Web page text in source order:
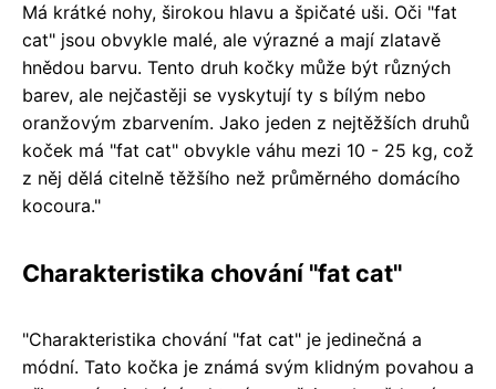
Má krátké nohy, širokou hlavu a špičaté uši. Oči "fat
cat" jsou obvykle malé, ale výrazné a mají zlatavě
hnědou barvu. Tento druh kočky může být různých
barev, ale nejčastěji se vyskytují ty s bílým nebo
oranžovým zbarvením. Jako jeden z nejtěžších druhů
koček má "fat cat" obvykle váhu mezi 10 - 25 kg, což
z něj dělá citelně těžšího než průměrného domácího
kocoura."
Charakteristika chování "fat cat"
"Charakteristika chování "fat cat" je jedinečná a
módní. Tato kočka je známá svým klidným povahou a